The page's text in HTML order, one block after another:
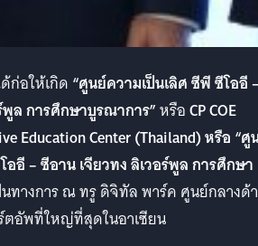
ก่อให้เกิด “ศูนย์ความเป็นเลิศ ซีพี ซีโออี
พูล การศึกษาบูรณาการ”หรือCP COE
Education Center (Thailand) หรือ “ศู
ออี – ซีอาน เจียวทง ลิเวอร์พูล การศึกษา
นทางการ ณ ทรู ดิจิทัล พาร์ค ศูนย์กลางด้
ตอัพที่ใหญ่ที่สุดในอาเซียน